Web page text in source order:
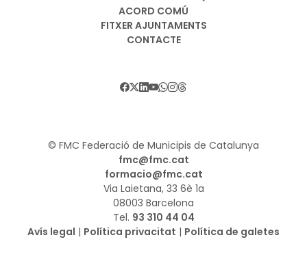
ACORD COMÚ
FITXER AJUNTAMENTS
CONTACTE
© FMC Federació de Municipis de Catalunya
fmc@fmc.cat
formacio@fmc.cat
Via Laietana, 33 6è 1a
08003 Barcelona
Tel. 93 310 44 04
Avís legal | Política privacitat | Política de galetes